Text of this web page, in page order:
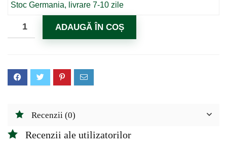
Stoc Germania, livrare 7-10 zile
ADAUGĂ ÎN COȘ
Recenzii (0)
Recenzii ale utilizatorilor